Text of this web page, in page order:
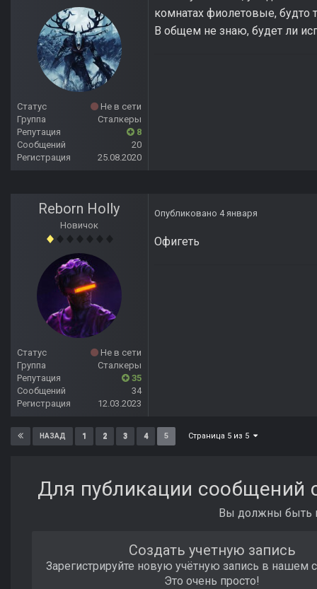
Статус
Не в сети
Группа
Сталкеры
Репутация
8
Сообщений
20
Регистрация
25.08.2020
комнатах фиолетовые, будто
В общем не знаю, будет ли
Reborn Holly
Новичок
Статус
Не в сети
Группа
Сталкеры
Репутация
35
Сообщений
34
Регистрация
12.03.2023
Опубликовано 4 января
Офигеть
НАЗАД 1 2 3 4 5 Страница 5 из 5
Для публикации сообщений
Вы должны быть
Создать учетную запись
Зарегистрируйте новую учётную запись в нашем
Это очень просто!